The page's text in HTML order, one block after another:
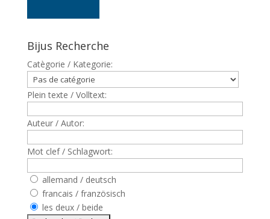
Bijus Recherche
Catègorie / Kategorie:
Plein texte / Volltext:
Auteur / Autor:
Mot clef / Schlagwort:
allemand / deutsch
francais / französisch
les deux / beide